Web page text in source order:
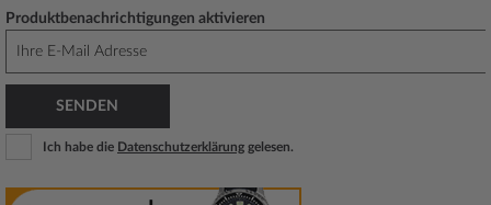
Produktbenachrichtigungen aktivieren
SENDEN
Ich habe die Datenschutzerklärung gelesen.